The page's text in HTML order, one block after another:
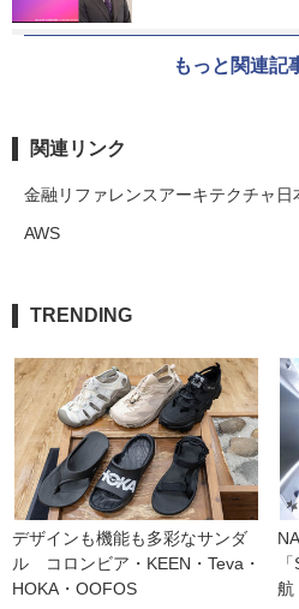
もっと関連記
関連リンク
金融リファレンスアーキテクチャ日
AWS
TRENDING
デザインも機能も多彩なサンダ
ル　コロンビア・KEEN・Teva・
HOKA・OOFOS
航